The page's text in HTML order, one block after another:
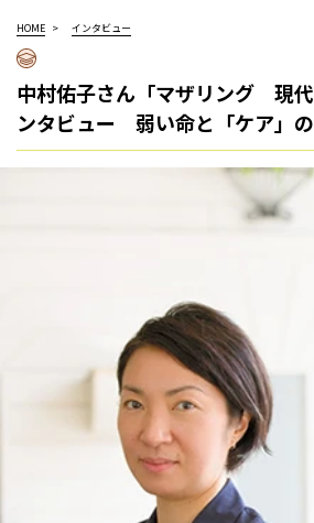
HOME インタビュー
中村佑子さん「マザリング 現
ンタビュー 弱い命と「ケア」